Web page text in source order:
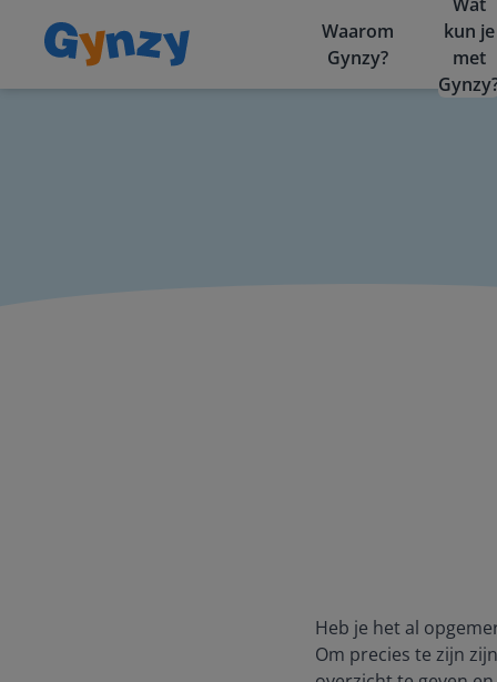
Waarom
Gynzy?
kun je
met
Heb je het al
Om precies te zijn